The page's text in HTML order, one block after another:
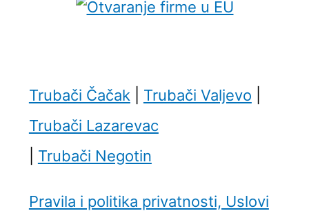
Trubači Čačak Trubači Valjevo
Trubači Lazarevac
Trubači Negotin
Pravila i politika privatnosti, Uslovi